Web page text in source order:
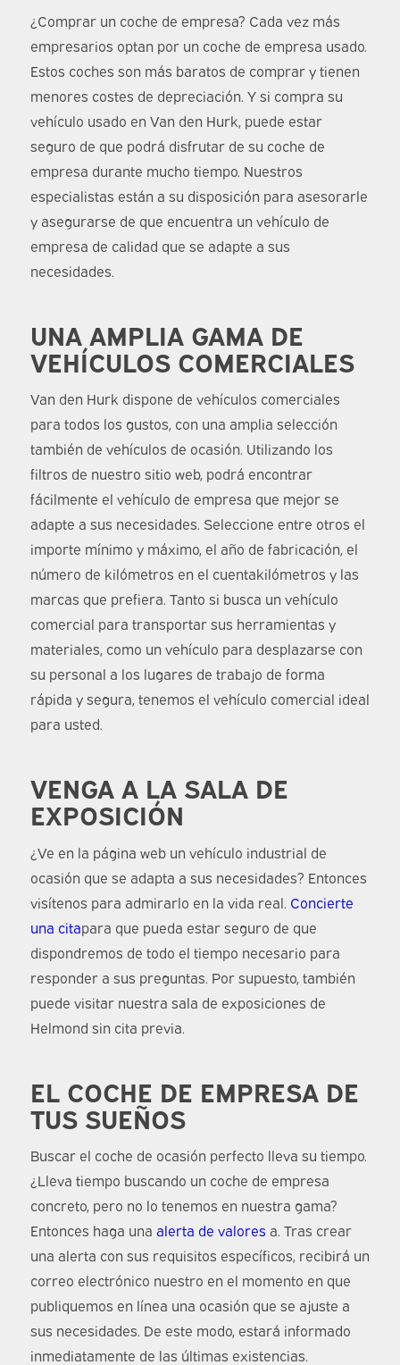
¿Comprar un coche de empresa? Cada vez más
empresarios optan por un coche de empresa usado.
Estos coches son más baratos de comprar y tienen
menores costes de depreciación. Y si compra su
vehículo usado en Van den Hurk, puede estar
seguro de que podrá disfrutar de su coche de
empresa durante mucho tiempo. Nuestros
especialistas están a su disposición para asesorarle
y asegurarse de que encuentra un vehículo de
empresa de calidad que se adapte a sus
necesidades.
UNA AMPLIA GAMA DE
VEHÍCULOS COMERCIALES
Van den Hurk dispone de vehículos comerciales
para todos los gustos, con una amplia selección
también de vehículos de ocasión. Utilizando los
filtros de nuestro sitio web, podrá encontrar
fácilmente el vehículo de empresa que mejor se
adapte a sus necesidades. Seleccione entre otros el
importe mínimo y máximo, el año de fabricación, el
número de kilómetros en el cuentakilómetros y las
marcas que prefiera. Tanto si busca un vehículo
comercial para transportar sus herramientas y
materiales, como un vehículo para desplazarse con
su personal a los lugares de trabajo de forma
rápida y segura, tenemos el vehículo comercial ideal
para usted.
VENGA A LA SALA DE
EXPOSICIÓN
¿Ve en la página web un vehículo industrial de
ocasión que se adapta a sus necesidades? Entonces
visítenos para admirarlo en la vida real. Concierte
una citapara que pueda estar seguro de que
dispondremos de todo el tiempo necesario para
responder a sus preguntas. Por supuesto, también
puede visitar nuestra sala de exposiciones de
Helmond sin cita previa.
EL COCHE DE EMPRESA DE
TUS SUEÑOS
Buscar el coche de ocasión perfecto lleva su tiempo.
¿Lleva tiempo buscando un coche de empresa
concreto, pero no lo tenemos en nuestra gama?
Entonces haga una alerta de valores a. Tras crear
una alerta con sus requisitos específicos, recibirá un
correo electrónico nuestro en el momento en que
publiquemos en línea una ocasión que se ajuste a
sus necesidades. De este modo, estará informado
inmediatamente de las últimas existencias.